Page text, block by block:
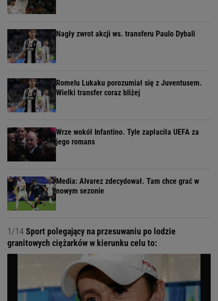
Nagły zwrot akcji ws. transferu Paulo Dybali
Romelu Lukaku porozumiał się z Juventusem.
Wielki transfer coraz bliżej
Wrze wokół Infantino. Tyle zapłaciła UEFA za
jego romans
Media: Alvarez zdecydował. Tam chce grać w
nowym sezonie
1/14Sport polegający na przesuwaniu po lodzie
granitowych ciężarków w kierunku celu to: